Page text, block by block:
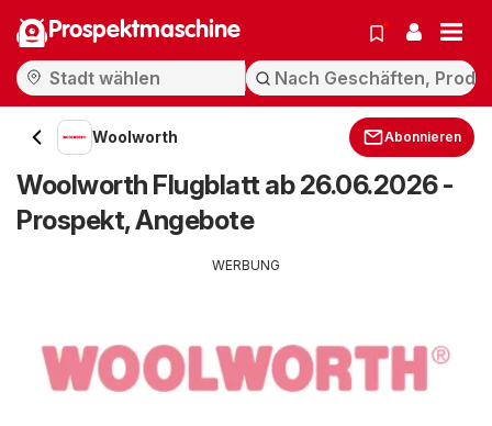
Prospektmaschine
Woolworth Abonnieren
Woolworth Flugblatt ab 26.06.2026 -
Prospekt, Angebote
WERBUNG